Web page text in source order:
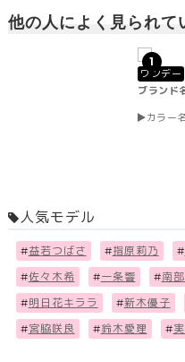
他の人によく見られて
1
ワンデー
ブランド
カラー
人気モデル
#益若つばさ #指原莉乃 #
#佐々木希 #一条響 #南
#明日花キララ #新木優子
#宮脇咲良 #鈴木愛理 #